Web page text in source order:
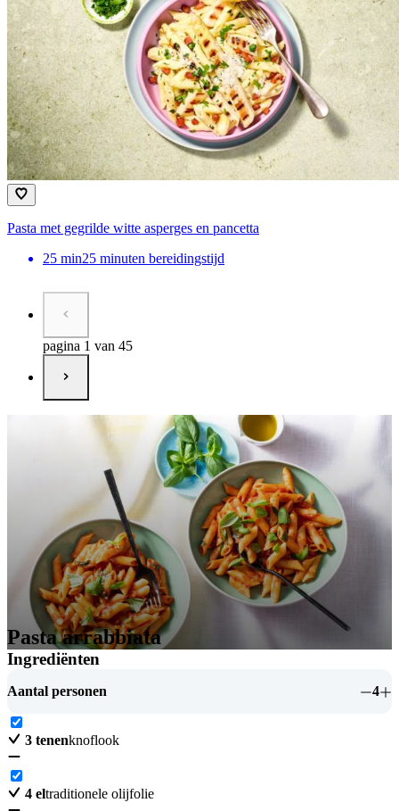
Pasta met gegrilde witte asperges en pancetta
25 min25 minuten bereidingstijd
pagina 1 van 45
Pasta arrabbiata
Ingrediënten
Aantal personen 4
3 tenenknoflook
4 eltraditionele olijfolie